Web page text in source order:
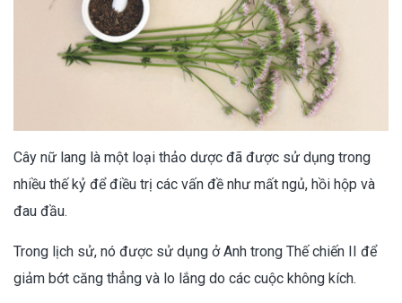
Cây nữ lang là một loại thảo dược đã được sử dụng trong
nhiều thế kỷ để điều trị các vấn đề như mất ngủ, hồi hộp và
đau đầu.
Trong lịch sử, nó được sử dụng ở Anh trong Thế chiến II để
giảm bớt căng thẳng và lo lắng do các cuộc không kích.